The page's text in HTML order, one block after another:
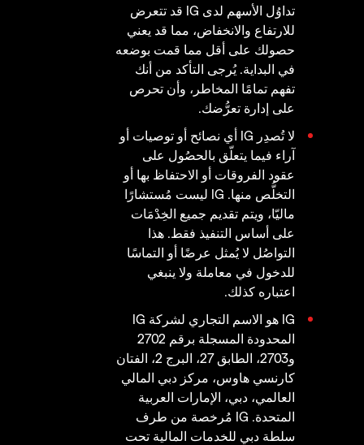
تداوُل الأسهم لدى IG قد تتعرض
للارتفاع والانخفاض، مما قد يعني
حصولك على أقل مما قمت بوضعه
في البداية. يُرجى التأكد من أنك
تفهم تمامًا المخاطر، وأن تحرص
على إدارة تعرُّضك.
لا تُصدِر IG أي نصائح أو توصيات أو
آراء فيما يتعلّق بالحصُول على
عقود الفروقات أو الاحتفاظ بها أو
التخلُّص منها. IG ليست مُستشارًا
ماليّا، ويتم تقديم جميع الخِدْمَات
على أساس التنفيذ فقط. هذا
التواصُل لا يُمثل عرضًا أو التماسًا
للدخول في معاملة ولا ينبغي
اعتباره كذلك.
IG هو الاسم التجاري لشركة IG
المحدودة المسجلة برقم 2702
و2703، الطابق 27، البرج 2، الفتان
كارنسي هاوس، مركز دبي المالي
العالمي، دبي، الإمارات العربية
المتحدة. IG مُرخصة من طرف
سلطة دبي للخدمات المالية تحت